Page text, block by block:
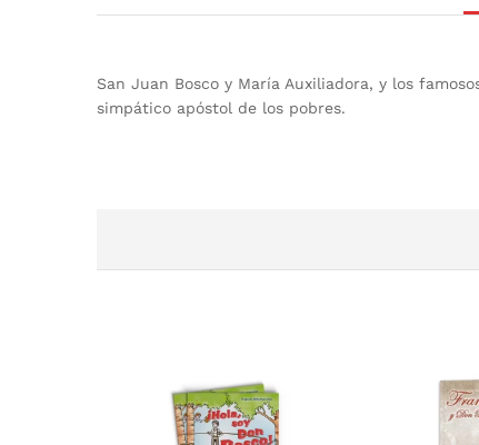
San Juan Bosco y María Auxiliadora, y los
simpático apóstol de los pobres.